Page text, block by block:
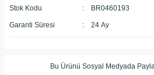
Stok Kodu BR0460193
Garanti Süresi 24 Ay
Bu Ürünü Sosyal Medyada